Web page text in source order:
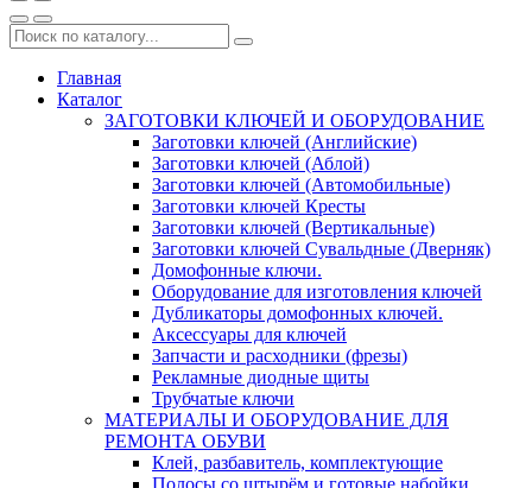
Главная
Каталог
ЗАГОТОВКИ КЛЮЧЕЙ И ОБОРУДОВАНИЕ
Заготовки ключей (Английские)
Заготовки ключей (Аблой)
Заготовки ключей (Автомобильные)
Заготовки ключей Кресты
Заготовки ключей (Вертикальные)
Заготовки ключей Сувальдные (Дверняк)
Домофонные ключи.
Оборудование для изготовления ключей
Дубликаторы домофонных ключей.
Аксессуары для ключей
Запчасти и расходники (фрезы)
Рекламные диодные щиты
Трубчатые ключи
МАТЕРИАЛЫ И ОБОРУДОВАНИЕ ДЛЯ
РЕМОНТА ОБУВИ
Клей, разбавитель, комплектующие